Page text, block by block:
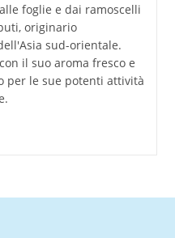
foglie e dai ramoscelli
originario
sud-orientale.
il suo aroma fresco e
per le sue potenti attività